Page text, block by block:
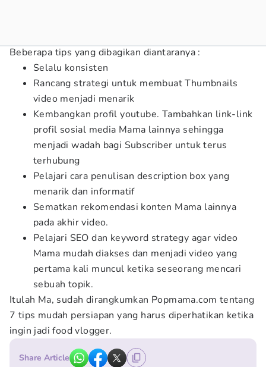
Beberapa tips yang dibagikan diantaranya :
Selalu konsisten
Rancang strategi untuk membuat Thumbnails
video menjadi menarik
Kembangkan profil youtube. Tambahkan link-link
profil sosial media Mama lainnya sehingga
menjadi wadah bagi Subscriber untuk terus
terhubung
Pelajari cara penulisan description box yang
menarik dan informatif
Sematkan rekomendasi konten Mama lainnya
pada akhir video.
Pelajari SEO dan keyword strategy agar video
Mama mudah diakses dan menjadi video yang
pertama kali muncul ketika seseorang mencari
sebuah topik.
Itulah Ma, sudah dirangkumkan Popmama.com tentang
7 tips mudah persiapan yang harus diperhatikan ketika
ingin jadi food vlogger.
Share Article